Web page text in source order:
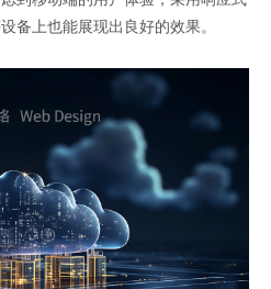
备上也能展现出良好的效果。